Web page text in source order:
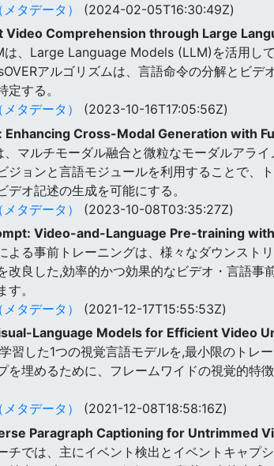
タデータ）
(2024-02-05T16:30:49Z)
Video Comprehension through Large
、Large Language Models (LLM)を活用し
アルゴリズムは、言語命令の分解とビ
定する。
タデータ）
(2023-10-16T17:05:56Z)
Cross-Modal Generation with
マルチモーダル融合と微粒なモーダルアラ
ジョンと言語モジュールを利用することで、
デオ記述の生成を可能にする。
タデータ）
(2023-10-08T03:35:27Z)
Video-and-Language Pre-training
よる事前トレーニングは、様々なダウンス
改良した,効率的かつ効果的なビデオ・言語
す。
タデータ）
(2021-12-17T15:55:53Z)
Language Models for Efficient Video
習した1つの視覚言語モデルを,最小限のトレ
を埋めるために、フレームワイドの視覚的特
タデータ）
(2021-12-08T18:58:16Z)
Paragraph Captioning for Untrimmed
チでは、主にイベント検出とイベントキャプ